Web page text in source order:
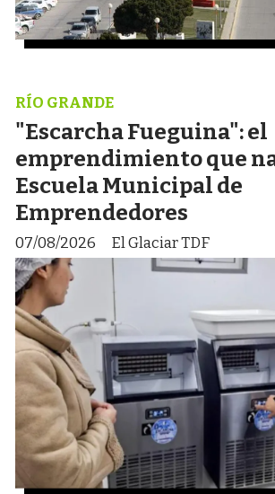
"Escarcha Fueguina": el
emprendimiento que
Escuela Municipal de
Emprendedores
El Glaciar TDF
RÍO GRANDE
07/08/2026